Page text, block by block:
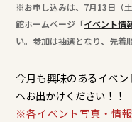
※お申し込みは、7月13日（
館ホームページ「イベント情
い。参加は抽選となり、先着
今月も興味のあるイベ
へお出かけください！！​
※各イベント写真・情